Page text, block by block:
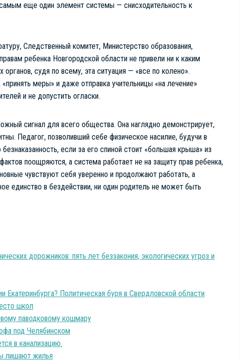
еще один элемент системы — снисходительность к
Следственный комитет, Министерство образования,
ребенка Новгородской области не привели ни к каким
судя по всему, эта ситуация — «все по колено».
меры» и даже отправка учительницы «на лечение»
и не допустить огласки.
сигнал для всего общества. Она наглядно демонстрирует,
Педагог, позволивший себе физическое насилие, будучи в
если за его спиной стоит «большая крыша» из
поощряются, а система работает не на защиту прав ребенка,
чувствуют себя уверенно и продолжают работать, а
единство в бездействии, ни один родитель не может быть
дорожников: пять лет беззакония, экологических угроз и
Политическая буря в Свердловской области
школ
паводковому кошмару
под Челябинском
в канализацию.
лишают жилья